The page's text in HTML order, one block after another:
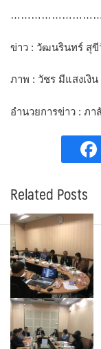
ข่าว : วัฒนรินทร์ สุขี
ภาพ : วัชร มีแสงเงิน
อำนวยการข่าว : ภ
Related Posts